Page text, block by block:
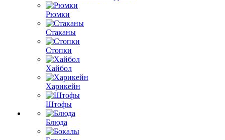
Рюмки
Стаканы
Стопки
Хайбол
Харикейн
Штофы
Блюда